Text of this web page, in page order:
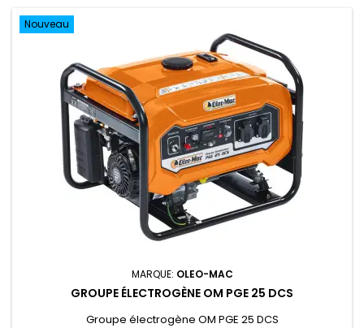
Nouveau
MARQUE: OLEO-MAC
GROUPE ÉLECTROGÈNE OM PGE 25 DCS
Groupe électrogène OM PGE 25 DCS